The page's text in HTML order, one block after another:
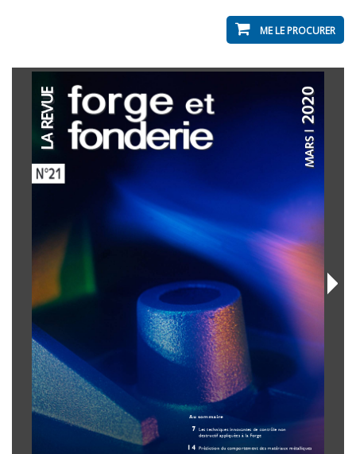
ME LE PROCURER